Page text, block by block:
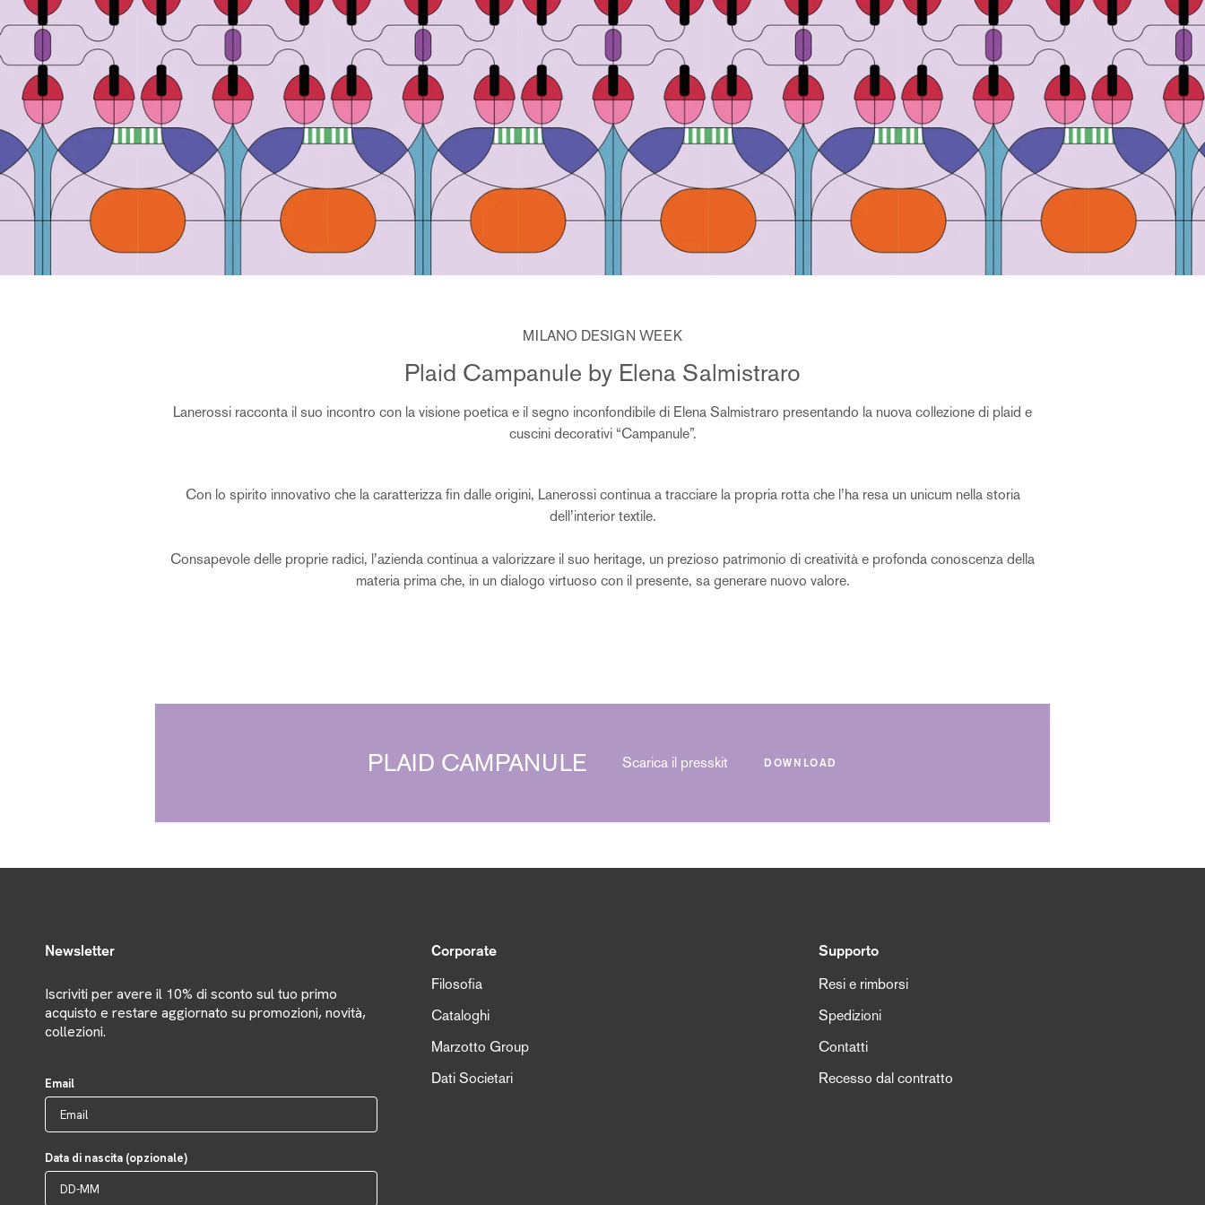
MILANO DESIGN WEEK
Plaid Campanule by Elena Salmistraro
Lanerossi racconta il suo incontro con la visione poetica e il segno inconfondibile di Elena Salmistraro presentando la nuova collezione di plaid e
cuscini decorativi “Campanule”.
Con lo spirito innovativo che la caratterizza fin dalle origini, Lanerossi continua a tracciare la propria rotta che l’ha resa un unicum nella storia
dell’interior textile.
Consapevole delle proprie radici, l’azienda continua a valorizzare il suo heritage, un prezioso patrimonio di creatività e profonda conoscenza della
materia prima che, in un dialogo virtuoso con il presente, sa generare nuovo valore.
PLAID CAMPANULE Scarica il presskit DOWNLOAD
Newsletter
Iscriviti per avere il 10% di sconto sul tuo primo
acquisto e restare aggiornato su promozioni, novità,
collezioni.
Email
Data di nascita (opzionale)
Corporate
Filosofia
Cataloghi
Marzotto Group
Dati Societari
Supporto
Resi e rimborsi
Spedizioni
Contatti
Recesso dal contratto